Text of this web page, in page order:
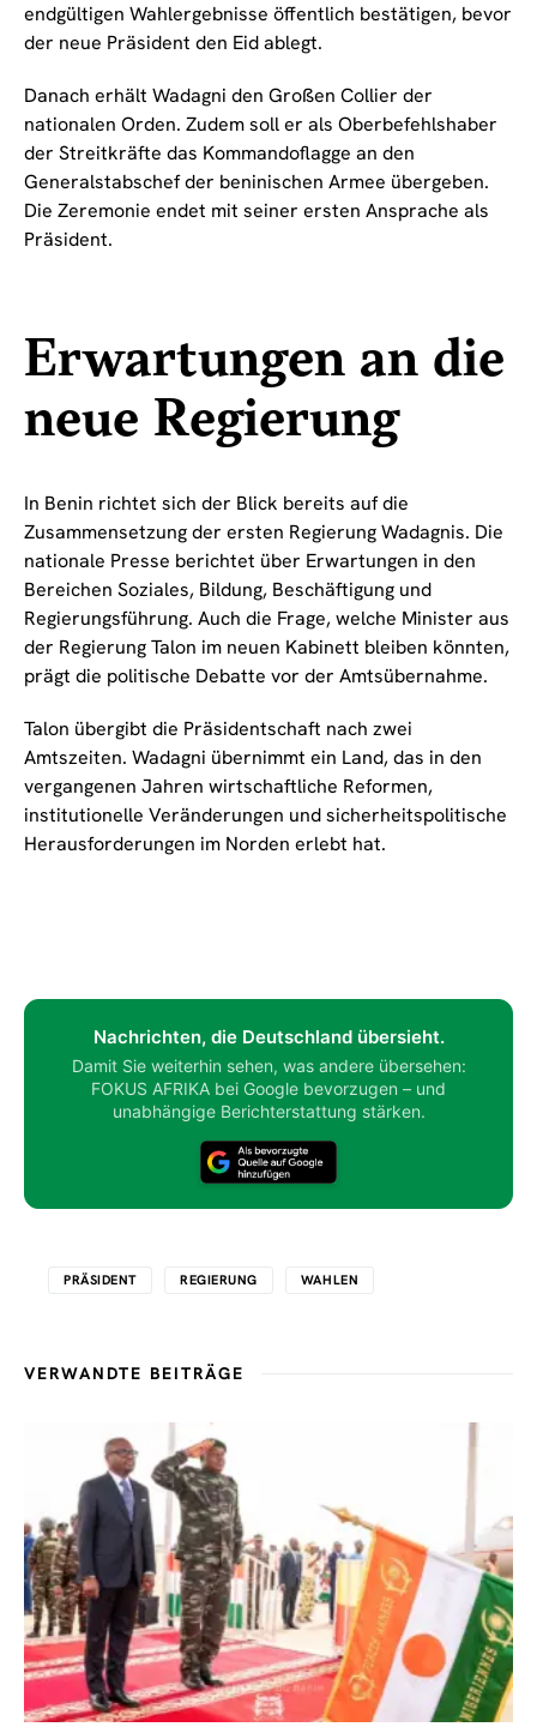
endgültigen Wahlergebnisse öffentlich bestätigen, bevor
der neue Präsident den Eid ablegt.
Danach erhält Wadagni den Großen Collier der
nationalen Orden. Zudem soll er als Oberbefehlshaber
der Streitkräfte das Kommandoflagge an den
Generalstabschef der beninischen Armee übergeben.
Die Zeremonie endet mit seiner ersten Ansprache als
Präsident.
Erwartungen an die
neue Regierung
In Benin richtet sich der Blick bereits auf die
Zusammensetzung der ersten Regierung Wadagnis. Die
nationale Presse berichtet über Erwartungen in den
Bereichen Soziales, Bildung, Beschäftigung und
Regierungsführung. Auch die Frage, welche Minister aus
der Regierung Talon im neuen Kabinett bleiben könnten,
prägt die politische Debatte vor der Amtsübernahme.
Talon übergibt die Präsidentschaft nach zwei
Amtszeiten. Wadagni übernimmt ein Land, das in den
vergangenen Jahren wirtschaftliche Reformen,
institutionelle Veränderungen und sicherheitspolitische
Herausforderungen im Norden erlebt hat.
Nachrichten, die Deutschland übersieht.
Damit Sie weiterhin sehen, was andere übersehen:
FOKUS AFRIKA bei Google bevorzugen – und
unabhängige Berichterstattung stärken.
PRÄSIDENT REGIERUNG WAHLEN
VERWANDTE BEITRÄGE